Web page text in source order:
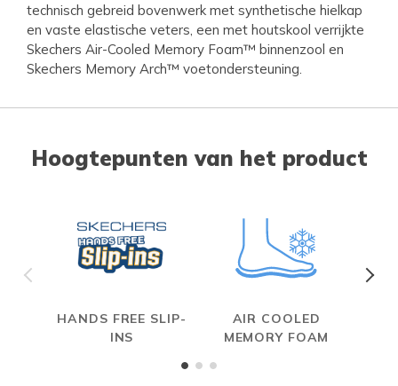
technisch gebreid bovenwerk met synthetische hielkap
en vaste elastische veters, een met houtskool verrijkte
Skechers Air-Cooled Memory Foam™ binnenzool en
Skechers Memory Arch™ voetondersteuning.
Hoogtepunten van het product
HANDS FREE SLIP-
INS
AIR COOLED
MEMORY FOAM